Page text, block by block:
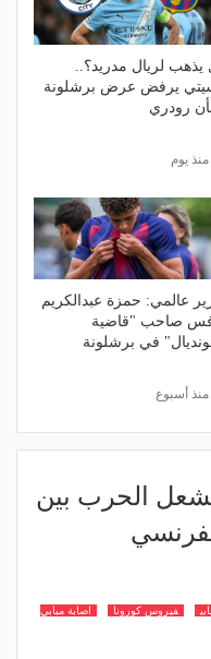
يذهب لريال مدريد؟..
يرفض عرض برشلونة
رودري
منذ يوم
عالمي: حمزة عبدالكريم
صاحب "قاضية
في برشلونة
منذ أسبوع
تشعل الحرب بين
فيروس كورونا
اصابة مبابي